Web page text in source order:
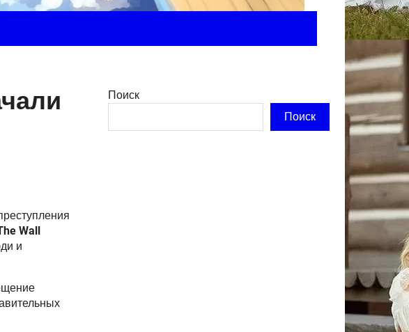
Wall
и
Поиск
Поиск